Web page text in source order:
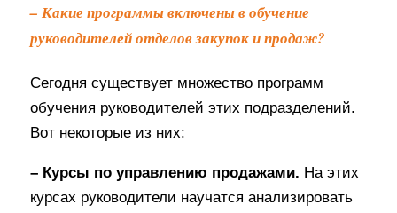
– Какие программы включены в обучение
руководителей отделов закупок и продаж?
Сегодня существует множество программ
обучения руководителей этих подразделений.
Вот некоторые из них:
– Курсы по управлению продажами. На этих
курсах руководители научатся анализировать